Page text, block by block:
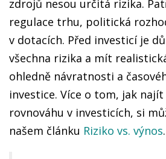
zdrojů nesou určitá rizika.
regulace trhu, politická
v dotacích. Před investicí je
všechna rizika a mít
ohledně návratnosti a
investice. Více o tom, jak
rovnováhu v investicích, si
našem článku Riziko vs. výnos.